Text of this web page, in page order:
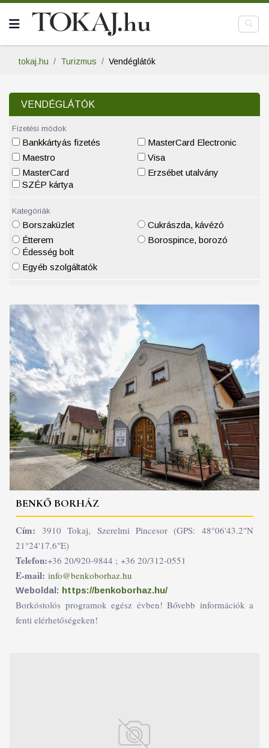
tokaj.hu Turizmus Vendéglátók
VENDÉGLÁTÓK
Fizetési módok
Bankkártyás fizetés
Maestro
MasterCard
MasterCard Electronic
Visa
Erzsébet utalvány
SZÉP kártya
Kategóriák
Borszaküzlet
Étterem
Cukrászda, kávézó
Borospince, borozó
Édesség bolt
Egyéb szolgáltatók
BENKŐ BORHÁZ
Cím: 3910 Tokaj, Szerelmi Pincesor (GPS: 48°06'43.2"N
21°24'17.6"E)
Telefon:+36 20/920-9844 ; +36 20/312-0551
E-mail: info@benkoborhaz.hu
Weboldal: https://benkoborhaz.hu/
Borkóstolós programok egész évben! Bővebb információk a
fenti elérhetőségeken!